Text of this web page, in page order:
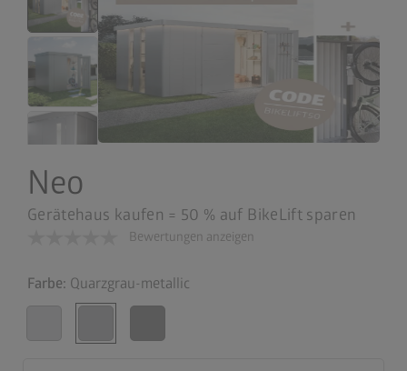
Neo
Gerätehaus kaufen = 50 % auf BikeLift sparen
Bewertungen anzeigen
Farbe: Quarzgrau-metallic